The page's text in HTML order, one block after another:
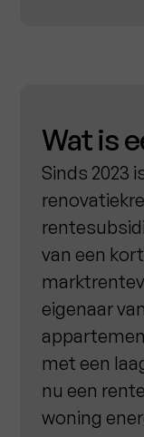
Wat is
Sinds 2023
van een
eigenaar
met een
nu een
woning